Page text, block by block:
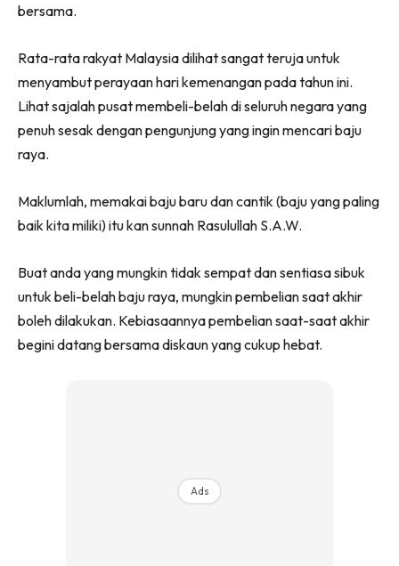
bersama.
Rata-rata rakyat Malaysia dilihat sangat teruja untuk
menyambut perayaan hari kemenangan pada tahun ini.
Lihat sajalah pusat membeli-belah di seluruh negara yang
penuh sesak dengan pengunjung yang ingin mencari baju
raya.
Maklumlah, memakai baju baru dan cantik (baju yang paling
baik kita miliki) itu kan sunnah Rasulullah S.A.W.
Buat anda yang mungkin tidak sempat dan sentiasa sibuk
untuk beli-belah baju raya, mungkin pembelian saat akhir
boleh dilakukan. Kebiasaannya pembelian saat-saat akhir
begini datang bersama diskaun yang cukup hebat.
Ads